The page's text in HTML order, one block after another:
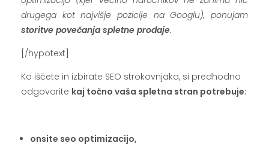
drugega kot najvišje pozicije na Googlu), ponujam
storitve povečanja spletne prodaje.
[/hypotext]
Ko iščete in izbirate SEO strokovnjaka, si predhodno
odgovorite kaj točno vaša spletna stran potrebuje:
onsite seo optimizacijo,